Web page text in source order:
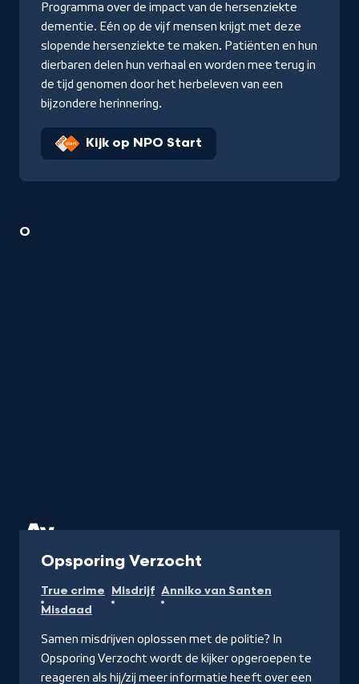
Programma over de impact van de hersenziekte
dementie. Eén op de vijf mensen krijgt met deze
slopende hersenziekte te maken. Patiënten en hun
dierbaren delen hun verhaal en worden mee terug in
de tijd genomen door het herbeleven van een
bijzondere herinnering.
Kijk op NPO Start
1
O
Opsporing Verzocht
True crime Misdrijf Anniko van Santen
Misdaad
Samen misdrijven oplossen met de politie? In
Opsporing Verzocht wordt de kijker opgeroepen te
reageren als hij/zij meer informatie heeft over een